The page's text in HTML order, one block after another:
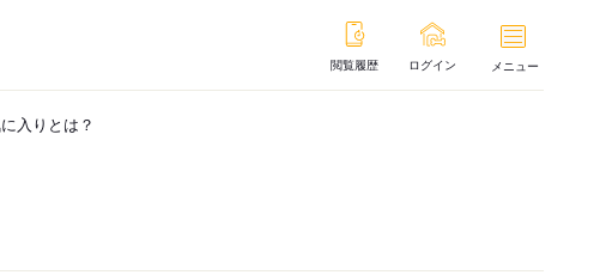
閲覧履歴 ログイン メニュー
入りとは？